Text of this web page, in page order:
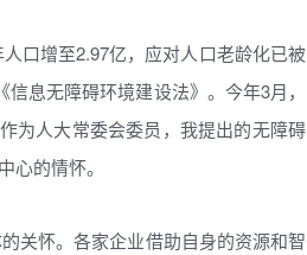
口增至2.97亿，应对人口老龄化已被
息无障碍环境建设法》。今年3月，
为人大常委会委员，我提出的无障碍
的情怀。
关怀。各家企业借助自身的资源和智